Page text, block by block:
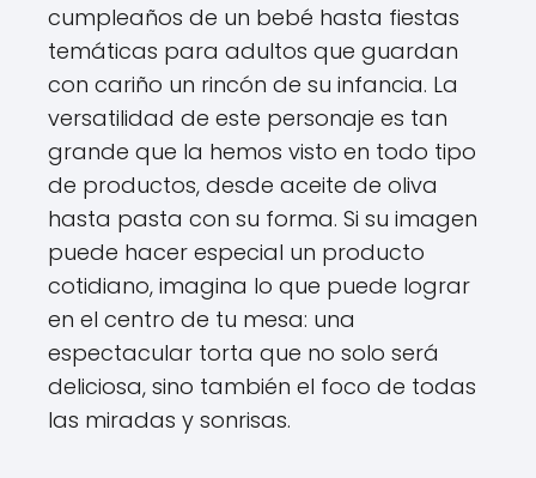
cumpleaños de un bebé hasta fiestas
temáticas para adultos que guardan
con cariño un rincón de su infancia. La
versatilidad de este personaje es tan
grande que la hemos visto en todo tipo
de productos, desde aceite de oliva
hasta pasta con su forma. Si su imagen
puede hacer especial un producto
cotidiano, imagina lo que puede lograr
en el centro de tu mesa: una
espectacular torta que no solo será
deliciosa, sino también el foco de todas
las miradas y sonrisas.